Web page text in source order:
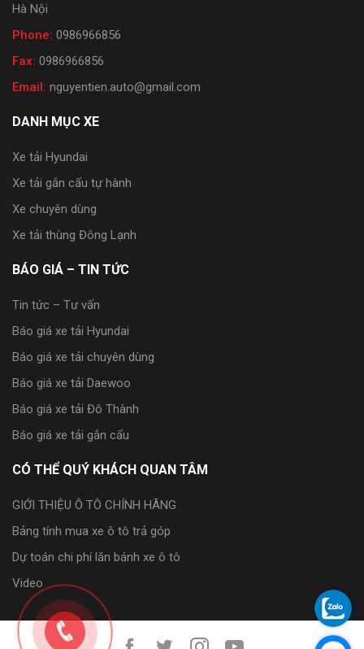
Hà Nội
Phone: 0986966856
Fax: 0986966856
Email: nguyentien.auto@gmail.com
DANH MỤC XE
Xe tải Hyundai
Xe tải gắn cẩu tự hành
Xe chuyên dùng
Xe tải thùng Đông Lạnh
BÁO GIÁ – TIN TỨC
Tin tức – Tư vấn
Báo giá xe tải Hyundai
Báo giá xe tải chuyên dùng
Báo giá xe tải Daewoo
Báo giá xe tải Đô Thành
Báo giá xe tải gắn cẩu
CÓ THỂ QUÝ KHÁCH QUAN TÂM
GIỚI THIỆU Ô TÔ CHÍNH HÃNG
Bảng tính mua xe ô tô trả góp
Dự toán chi phí lăn bánh xe ô tô
Video